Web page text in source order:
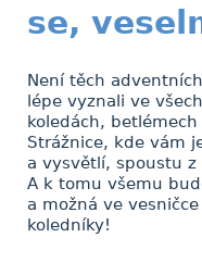
se,
Není těch
lépe vyznali ve
koledách,
Strážnice, kde vám
a vysvětlí, spoustu
A k tomu všemu
a možná ve
koledníky!